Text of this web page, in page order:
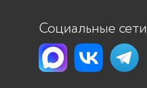
Социальные сети